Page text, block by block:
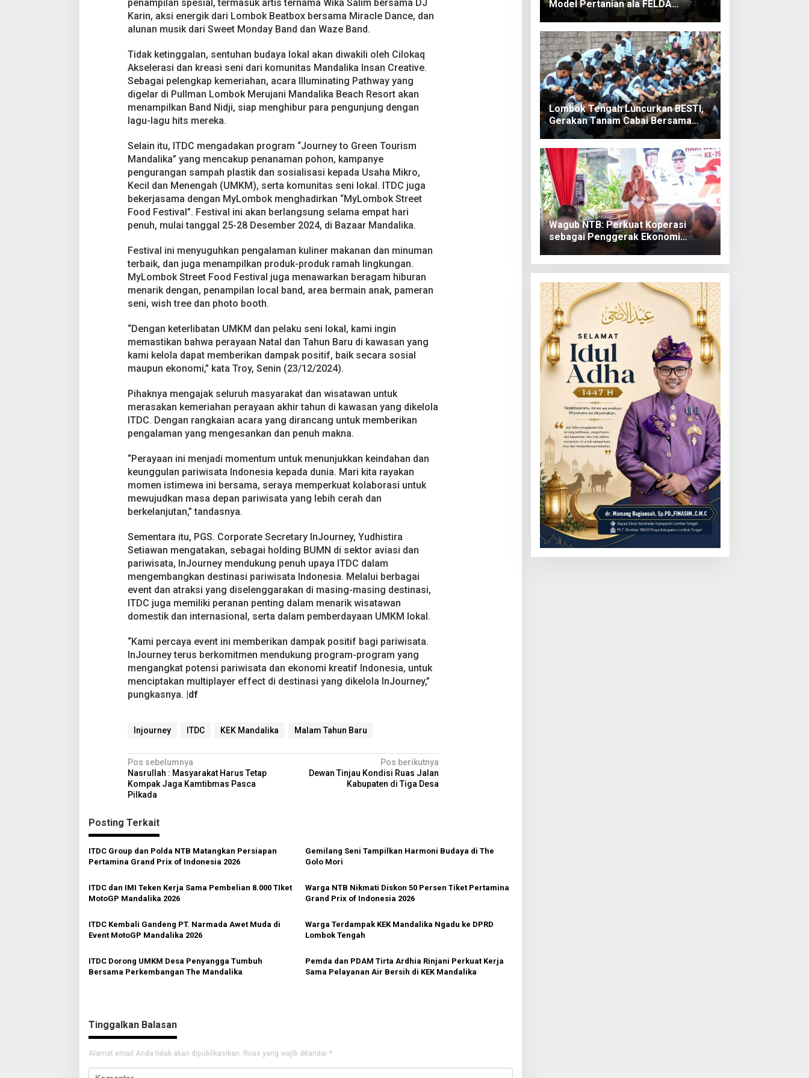
d
a
l
k
a
penampilan spesial, termasuk artis ternama Wika Salim bersama DJ
Karin, aksi energik dari Lombok Beatbox bersama Miracle Dance, dan
alunan musik dari Sweet Monday Band dan Waze Band.
Tidak ketinggalan, sentuhan budaya lokal akan diwakili oleh Cilokaq
Akselerasi dan kreasi seni dari komunitas Mandalika Insan Creative.
Sebagai pelengkap kemeriahan, acara Illuminating Pathway yang
digelar di Pullman Lombok Merujani Mandalika Beach Resort akan
menampilkan Band Nidji, siap menghibur para pengunjung dengan
lagu-lagu hits mereka.
Selain itu, ITDC mengadakan program “Journey to Green Tourism
Mandalika” yang mencakup penanaman pohon, kampanye
pengurangan sampah plastik dan sosialisasi kepada Usaha Mikro,
Kecil dan Menengah (UMKM), serta komunitas seni lokal. ITDC juga
bekerjasama dengan MyLombok menghadirkan “MyLombok Street
Food Festival”. Festival ini akan berlangsung selama empat hari
penuh, mulai tanggal 25-28 Desember 2024, di Bazaar Mandalika.
Festival ini menyuguhkan pengalaman kuliner makanan dan minuman
terbaik, dan juga menampilkan produk-produk ramah lingkungan.
MyLombok Street Food Festival juga menawarkan beragam hiburan
menarik dengan, penampilan local band, area bermain anak, pameran
seni, wish tree dan photo booth.
“Dengan keterlibatan UMKM dan pelaku seni lokal, kami ingin
memastikan bahwa perayaan Natal dan Tahun Baru di kawasan yang
kami kelola dapat memberikan dampak positif, baik secara sosial
maupun ekonomi,” kata Troy, Senin (23/12/2024).
Pihaknya mengajak seluruh masyarakat dan wisatawan untuk
merasakan kemeriahan perayaan akhir tahun di kawasan yang dikelola
ITDC. Dengan rangkaian acara yang dirancang untuk memberikan
pengalaman yang mengesankan dan penuh makna.
“Perayaan ini menjadi momentum untuk menunjukkan keindahan dan
keunggulan pariwisata Indonesia kepada dunia. Mari kita rayakan
momen istimewa ini bersama, seraya memperkuat kolaborasi untuk
mewujudkan masa depan pariwisata yang lebih cerah dan
berkelanjutan,” tandasnya.
Sementara itu, PGS. Corporate Secretary InJourney, Yudhistira
Setiawan mengatakan, sebagai holding BUMN di sektor aviasi dan
pariwisata, InJourney mendukung penuh upaya ITDC dalam
mengembangkan destinasi pariwisata Indonesia. Melalui berbagai
event dan atraksi yang diselenggarakan di masing-masing destinasi,
ITDC juga memiliki peranan penting dalam menarik wisatawan
domestik dan internasional, serta dalam pemberdayaan UMKM lokal.
“Kami percaya event ini memberikan dampak positif bagi pariwisata.
InJourney terus berkomitmen mendukung program-program yang
mengangkat potensi pariwisata dan ekonomi kreatif Indonesia, untuk
menciptakan multiplayer effect di destinasi yang dikelola InJourney,”
pungkasnya. |df
Injourney ITDC KEK Mandalika Malam Tahun Baru
N
a
v
i
g
a
s
i
p
o
s
Pos sebelumnya
Nasrullah : Masyarakat Harus Tetap
Kompak Jaga Kamtibmas Pasca
Pilkada
Pos berikutnya
Dewan Tinjau Kondisi Ruas Jalan
Kabupaten di Tiga Desa
Posting Terkait
ITDC Group dan Polda NTB Matangkan Persiapan
Pertamina Grand Prix of Indonesia 2026
Gemilang Seni Tampilkan Harmoni Budaya di The
Golo Mori
ITDC dan IMI Teken Kerja Sama Pembelian 8.000 TIket
MotoGP Mandalika 2026
Warga NTB Nikmati Diskon 50 Persen Tiket Pertamina
Grand Prix of Indonesia 2026
ITDC Kembali Gandeng PT. Narmada Awet Muda di
Event MotoGP Mandalika 2026
Warga Terdampak KEK Mandalika Ngadu ke DPRD
Lombok Tengah
ITDC Dorong UMKM Desa Penyangga Tumbuh
Bersama Perkembangan The Mandalika
Pemda dan PDAM Tirta Ardhia Rinjani Perkuat Kerja
Sama Pelayanan Air Bersih di KEK Mandalika
Tinggalkan Balasan
Alamat email Anda tidak akan dipublikasikan. Ruas yang wajib ditandai *
Model Pertanian ala FELDA
Malaysia
Lombok Tengah Luncurkan BESTI,
Gerakan Tanam Cabai Bersama
Siswa untuk Kendalikan Inflasi
Wagub NTB: Perkuat Koperasi
sebagai Penggerak Ekonomi